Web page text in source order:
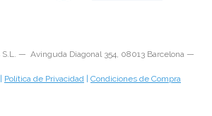
S.L. — Avinguda Diagonal 354, 08013 Barcelona —
Política de Privacidad Condiciones de Compra